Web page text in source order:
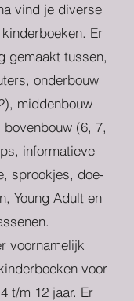
vind je diverse
Er
gemaakt tussen,
onderbouw
middenbouw
(6, 7,
informatieve
sprookjes, doe-
Young Adult en
voornamelijk
voor
t/m 12 jaar. Er